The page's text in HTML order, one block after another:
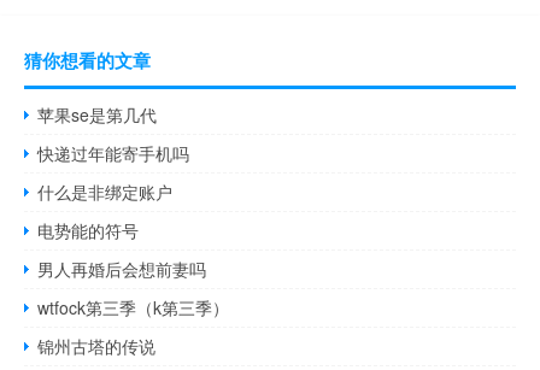
猜你想看的文章
苹果se是第几代
快递过年能寄手机吗
什么是非绑定账户
电势能的符号
男人再婚后会想前妻吗
wtfock第三季（k第三季）
锦州古塔的传说